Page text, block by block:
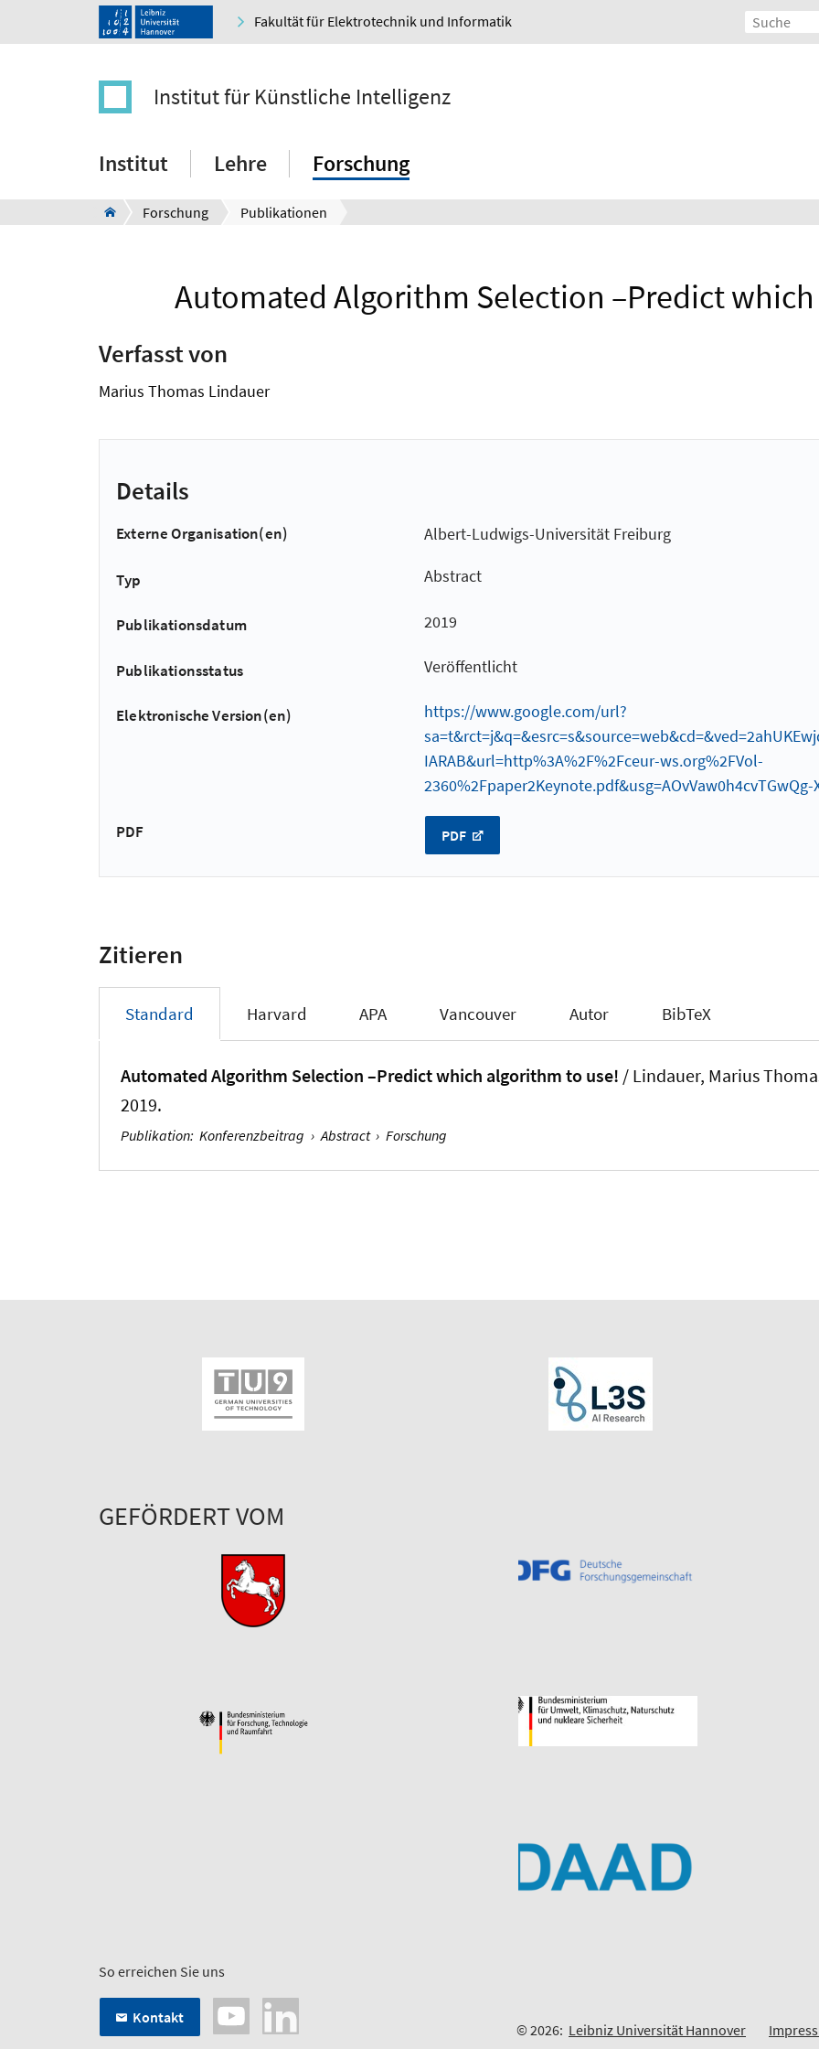
Fakultät für Elektrotechnik und Informatik
Institut für Künstliche Intelligenz
Institut Lehre Forschung
Forschung Publikationen
Automated Algorithm Selection –Predict
Verfasst von
Marius Thomas Lindauer
Details
Externe Organisation(en) Albert-Ludwigs-Universität Freiburg
Typ Abstract
Publikationsdatum 2019
Publikationsstatus Veröffentlicht
Elektronische Version(en)
https://www.google.com/url?
IARAB&url=http%3A%2F%2Fceur-ws.org%2FVol-
2360%2Fpaper2Keynote.pdf&usg=AOvVaw0h4cvTGwQg-
PDF PDF
Zitieren
Standard Harvard APA Vancouver Autor BibTeX
Automated Algorithm Selection –Predict which algorithm to use! / Lindauer, Marius
2019.
Publikation: Konferenzbeitrag › Abstract › Forschung
GEFÖRDERT VOM
So erreichen Sie uns
Kontakt
© 2026: Leibniz Universität Hannover